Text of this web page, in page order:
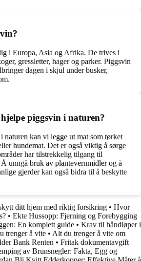
i Europa, Asia og Afrika. De trives i
gressletter, hager og parker. Piggsvin
dagen i skjul under busker,
piggsvin i naturen?
naturen kan vi legge ut mat som tørket
hundemat. Det er også viktig å sørge
har tilstrekkelig tilgang til
unngå bruk av plantevernmidler og å
gjerder kan også bidra til å beskytte
ditt hjem med riktig forsikring • Hvor
• Ekte Hussopp: Fjerning og Forebygging
En komplett guide • Krav til håndløper i
trenger å vite • Alt du trenger å vite om
Bank Renten • Fritak dokumentavgift
av Brunsnegler: Fakta, Egg og